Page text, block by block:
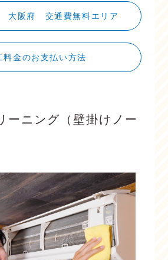
大阪府 交通費無料エリア
料金のお支払い方法
ーニング（壁掛けノー